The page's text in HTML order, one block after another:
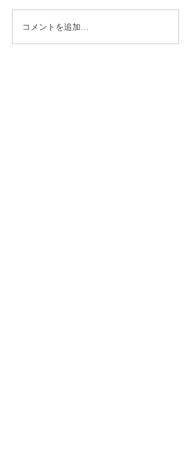
福岡市植物園「ときめき
ショップ」に出店してい
コメントを追加…